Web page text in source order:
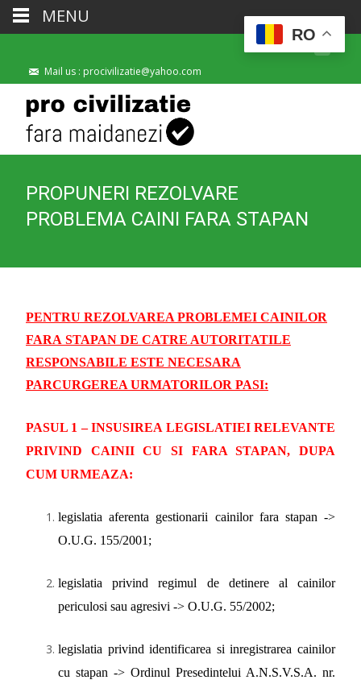
Mail us : procivilizatie@yahoo.com
PROPUNERI REZOLVARE
PROBLEMA CAINI FARA STAPAN
PENTRU REZOLVAREA PROBLEMEI CAINILOR
FARA STAPAN DE CATRE AUTORITATILE
RESPONSABILE ESTE NECESARA
PARCURGEREA URMATORILOR PASI:
PASUL 1 – INSUSIREA LEGISLATIEI RELEVANTE
PRIVIND CAINII CU SI FARA STAPAN, DUPA
CUM URMEAZA:
legislatia aferenta gestionarii cainilor fara stapan ->
O.U.G. 155/2001;
legislatia privind regimul de detinere al cainilor
periculosi sau agresivi -> O.U.G. 55/2002;
legislatia privind identificarea si inregistrarea cainilor
cu stapan -> Ordinul Presedintelui A.N.S.V.S.A. nr.
RO
MENU